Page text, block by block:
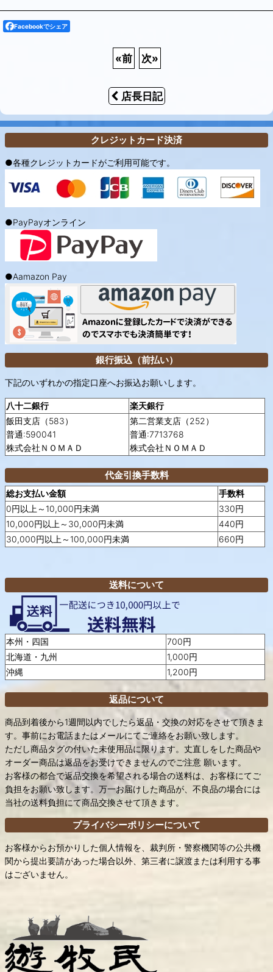
Facebookでシェア
«前 次»
店長日記
クレジットカード決済
●各種クレジットカードがご利用可能です。
●PayPayオンライン
●Aamazon Pay
銀行振込（前払い）
下記のいずれかの指定口座へお振込お願いします。
八十二銀行
楽天銀行
飯田支店（583）
普通:590041
株式会社ＮＯＭＡＤ
第二営業支店（252）
普通:7713768
株式会社ＮＯＭＡＤ
代金引換手数料
総お支払い金額
手数料
0円以上～10,000円未満
330円
10,000円以上～30,000円未満
440円
30,000円以上～100,000円未満
660円
送料について
本州・四国
700円
北海道・九州
1,000円
沖縄
1,200円
返品について
商品到着後から1週間以内でしたら返品・交換の対応をさせて頂きま
す。事前にお電話またはメールにてご連絡をお願い致します。
ただし商品タグの付いた未使用品に限ります。丈直しをした商品や
オーダー商品は返品をお受けできませんのでご注意 願います。
お客様の都合で返品交換を希望される場合の送料は、お客様にてご
負担をお願い致します。万一お届けした商品が、不良品の場合には
当社の送料負担にて商品交換させて頂きます。
プライバシーポリシーについて
お客様からお預かりした個人情報を、裁判所・警察機関等の公共機
関から提出要請があった場合以外、第三者に譲渡または利用する事
はございません。